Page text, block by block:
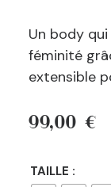
Un body
féminité
extensible
99,00€
TAILLE :